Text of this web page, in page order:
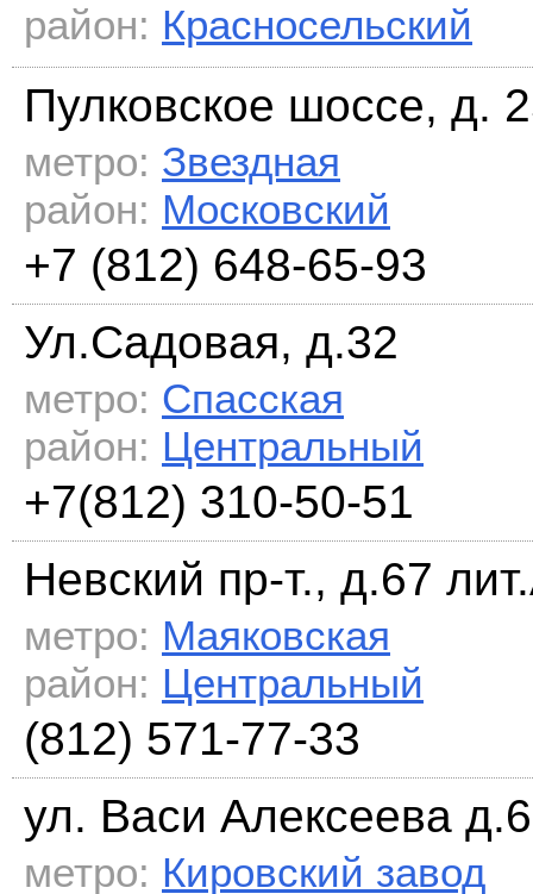
район: Красносельский
Пулковское шоссе, д.
метро: Звездная
район: Московский
+7 (812) 648-65-93
Ул.Садовая, д.32
метро: Спасская
район: Центральный
+7(812) 310-50-51
Невский пр-т., д.67
метро: Маяковская
район: Центральный
(812) 571-77-33
ул. Васи Алексеева д.6
метро: Кировский завод